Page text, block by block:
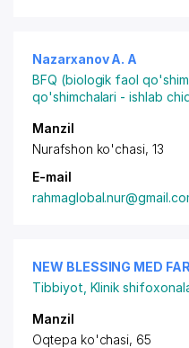
Nazarxanov A. A
BFQ (biologik faol
qo'shimchalari - ishlab
Manzil
Nurafshon ko'chasi, 13
E-mail
NEW BLESSING MED
Tibbiyot Klinik
Manzil
Oqtepa ko'chasi, 65